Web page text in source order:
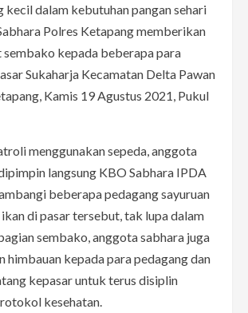
kecil dalam kebutuhan pangan sehari
Polres Ketapang memberikan
sembako kepada beberapa para
Sukaharja Kecamatan Delta Pawan
Kamis 19 Agustus 2021, Pukul
menggunakan sepeda, anggota
langsung KBO Sabhara IPDA
beberapa pedagang sayuruan
di pasar tersebut, tak lupa dalam
sembako, anggota sabhara juga
himbauan kepada para pedagang dan
kepasar untuk terus disiplin
kesehatan.